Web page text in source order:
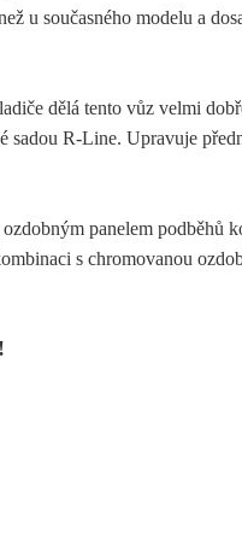
u současného modelu a
dělá tento vůz velmi
R-Line. Upravuje
panelem podběhů
s chromovanou